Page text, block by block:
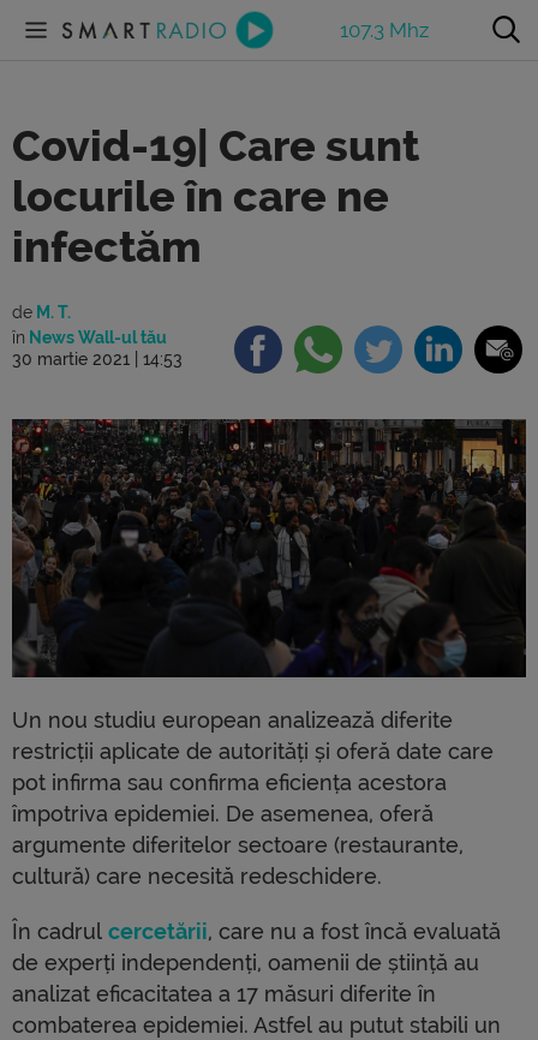
107.3 Mhz
Covid-19| Care sunt
locurile în care ne
infectăm
de M. T.
în News Wall-ul tău
30 martie 2021 | 14:53
Un nou studiu european analizează diferite
restricții aplicate de autorități și oferă date care
pot infirma sau confirma eficiența acestora
împotriva epidemiei. De asemenea, oferă
argumente diferitelor sectoare (restaurante,
cultură) care necesită redeschidere.
În cadrul cercetării, care nu a fost încă evaluată
de experți independenți, oamenii de știință au
analizat eficacitatea a 17 măsuri diferite în
combaterea epidemiei. Astfel au putut stabili un